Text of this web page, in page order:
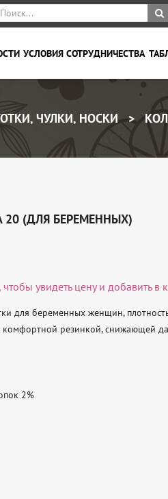
УСЛОВИЯ СОТРУДНИЧЕСТВА
ЧУЛКИ, НОСКИ
20 (ДЛЯ БЕРЕМЕННЫХ)
, чтобы увидеть цену и добавить в
для беременных женщин,
комфортной резинкой, снижающей
2%